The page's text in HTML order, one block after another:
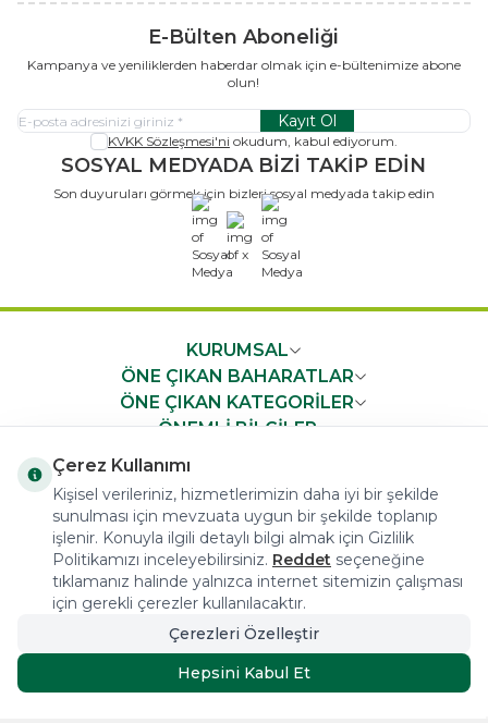
E-Bülten Aboneliği
Kampanya ve yeniliklerden haberdar olmak için e-bültenimize abone
olun!
Kayıt Ol
KVKK Sözleşmesi'ni okudum, kabul ediyorum.
SOSYAL MEDYADA BİZİ TAKİP EDİN
Son duyuruları görmek için bizleri sosyal medyada takip edin
x
KURUMSAL
ÖNE ÇIKAN BAHARATLAR
ÖNE ÇIKAN KATEGORİLER
ÖNEMLİ BİLGİLER
COPYRIGHT © 2023 arifoglu.com ALL RIGHTS RESERVED
Tasarım ve Reklam Danışmanlığı AJANSTEK
Çerez Kullanımı
Kişisel verileriniz, hizmetlerimizin daha iyi bir şekilde
sunulması için mevzuata uygun bir şekilde toplanıp
işlenir. Konuyla ilgili detaylı bilgi almak için Gizlilik
Politikamızı inceleyebilirsiniz. Reddet seçeneğine
tıklamanız halinde yalnızca internet sitemizin çalışması
için gerekli çerezler kullanılacaktır.
Çerezleri Özelleştir
Hepsini Kabul Et